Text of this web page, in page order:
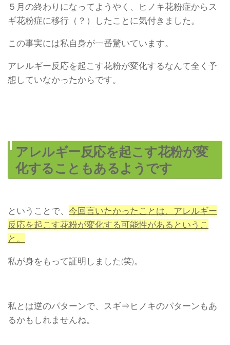
５月の終わりになってようやく、ヒノキ花粉症からス
ギ花粉症に移行（？）したことに気付きました。
この事実には私自身が一番驚いています。
アレルギー反応を起こす花粉が変化するなんて全く予
想していなかったからです。
アレルギー反応を起こす花粉が変
化することもあるようです
ということで、 今回言いたかったことは、アレルギー
反応を起こす花粉が変化する可能性があるというこ
と。
私が身をもって証明しました(笑)。
私とは逆のパターンで、スギ⇒ヒノキのパターンもあ
るかもしれませんね。